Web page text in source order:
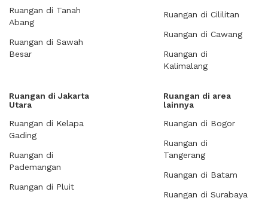
Ruangan di Tanah
Abang
Ruangan di Sawah
Besar
Ruangan di Cililitan
Ruangan di Cawang
Ruangan di
Kalimalang
Ruangan di Jakarta
Utara
Ruangan di Kelapa
Gading
Ruangan di
Pademangan
Ruangan di Pluit
Ruangan di area
lainnya
Ruangan di Bogor
Ruangan di
Tangerang
Ruangan di Batam
Ruangan di Surabaya